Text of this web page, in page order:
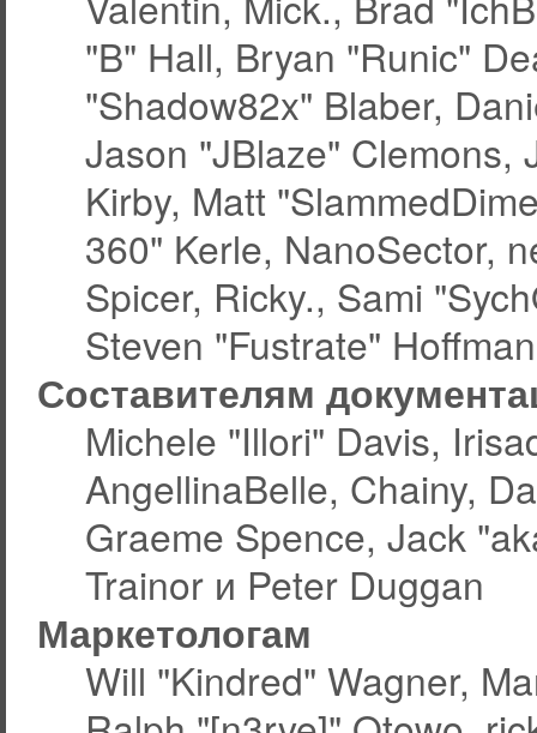
"B" Hall, Bryan "Runic"
"Shadow82x" Blaber,
Jason "JBlaze"
Kirby, Matt
360" Kerle, NanoSector,
Spicer, Ricky., Sami
Steven "Fustrate"
Составителям
Michele "Illori" Davis,
AngellinaBelle, Chainy,
Graeme Spence, Jack
Trainor и Peter Duggan
Маркетологам
Will "Kindred" Wagner,